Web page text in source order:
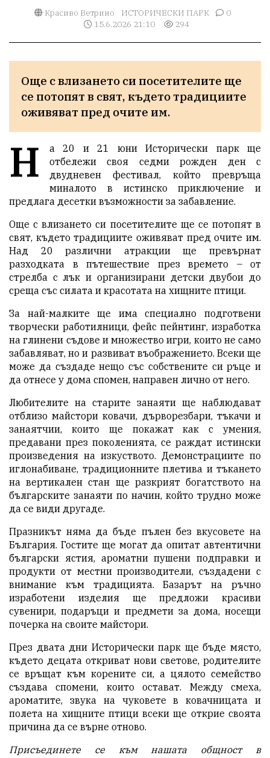
Красиво Ветрино ИСТОРИЧЕСКИ ПАРК
0
15.6.2026 21:10
294
Още с влизането си посетителите ще
се потопят в свят, където традициите
оживяват пред очите им.
Н
а 20 и 21 юни Исторически парк ще
отбележи своя седми рожден ден с
двудневен фестивал, който превръща
миналото в истинско приключение и
предлага десетки възможности за забавление.
Още с влизането си посетителите ще се потопят в
свят, където традициите оживяват пред очите им.
Над 20 различни атракции ще превърнат
разходката в пътешествие през времето – от
стрелба с лък и организирани детски двубои до
среща със силата и красотата на хищните птици.
За най-малките ще има специално подготвени
творчески работилници, фейс пейнтинг, изработка
на глинени съдове и множество игри, които не само
забавляват, но и развиват въображението. Всеки ще
може да създаде нещо със собствените си ръце и
да отнесе у дома спомен, направен лично от него.
Любителите на старите занаяти ще наблюдават
отблизо майстори ковачи, дърворезбари, тъкачи и
занаятчии, които ще покажат как с умения,
предавани през поколенията, се раждат истински
произведения на изкуството. Демонстрациите по
иглонабиване, традиционните плетива и тъкането
на вертикален стан ще разкрият богатството на
българските занаяти по начин, който трудно може
да се види другаде.
Празникът няма да бъде пълен без вкусовете на
България. Гостите ще могат да опитат автентични
български ястия, ароматни пушени подправки и
продукти от местни производители, създадени с
внимание към традицията. Базарът на ръчно
изработени изделия ще предложи красиви
сувенири, подаръци и предмети за дома, носещи
почерка на своите майстори.
През двата дни Исторически парк ще бъде място,
където децата откриват нови светове, родителите
се връщат към корените си, а цялото семейство
създава спомени, които остават. Между смеха,
ароматите, звука на чуковете в ковачницата и
полета на хищните птици всеки ще открие своята
причина да се върне отново.
Присъединете се към нашата общност в